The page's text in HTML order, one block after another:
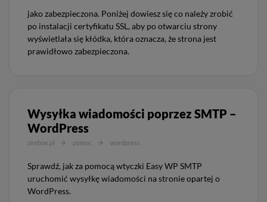
jako zabezpieczona. Poniżej dowiesz się co należy zrobić
po instalacji certyfikatu SSL, aby po otwarciu strony
wyświetlała się kłódka, która oznacza, że strona jest
prawidłowo zabezpieczona.
Wysyłka wiadomości poprzez SMTP –
WordPress
zenbox.pl pomoc wordpress
Sprawdź, jak za pomocą wtyczki Easy WP SMTP
uruchomić wysyłkę wiadomości na stronie opartej o
WordPress.